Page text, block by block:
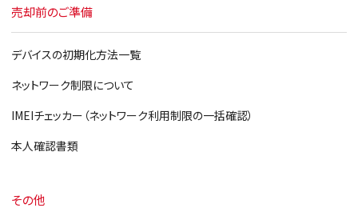
売却前のご準備
デバイスの初期化方法一覧
ネットワーク制限について
IMEIチェッカー（ネットワーク利用制限の一括確認）
本人確認書類
その他